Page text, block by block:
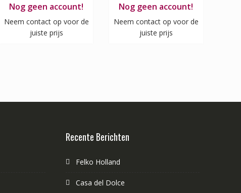
Nog geen account!
Neem contact op voor de
juiste prijs
Nog geen account!
Neem contact op voor de
juiste prijs
Recente Berichten
Felko Holland
Casa del Dolce